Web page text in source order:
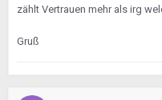
zählt Vertrauen mehr als irg
Gruß